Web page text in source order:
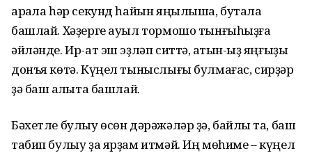
арҡала һәр секунд һайын яңылыша, бутала
башлай. Хәҙерге ауыл тормошо тынғыһыҙға
әйләнде. Ир-ат эш эҙләп ситтә, ҡатын-ҡыҙ яңғыҙы
донъя көтә. Күңел тыныслығы булмағас, сирҙәр
ҙә баш ҡалҡыта башлай.
Бәхетле булыу өсөн дәрәжәләр ҙә, байлыҡ та, баш
табип булыу ҙа ярҙам итмәй. Иң мөһиме – күңел